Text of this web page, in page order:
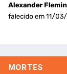
Alexander
falecido em 11/
MORTES